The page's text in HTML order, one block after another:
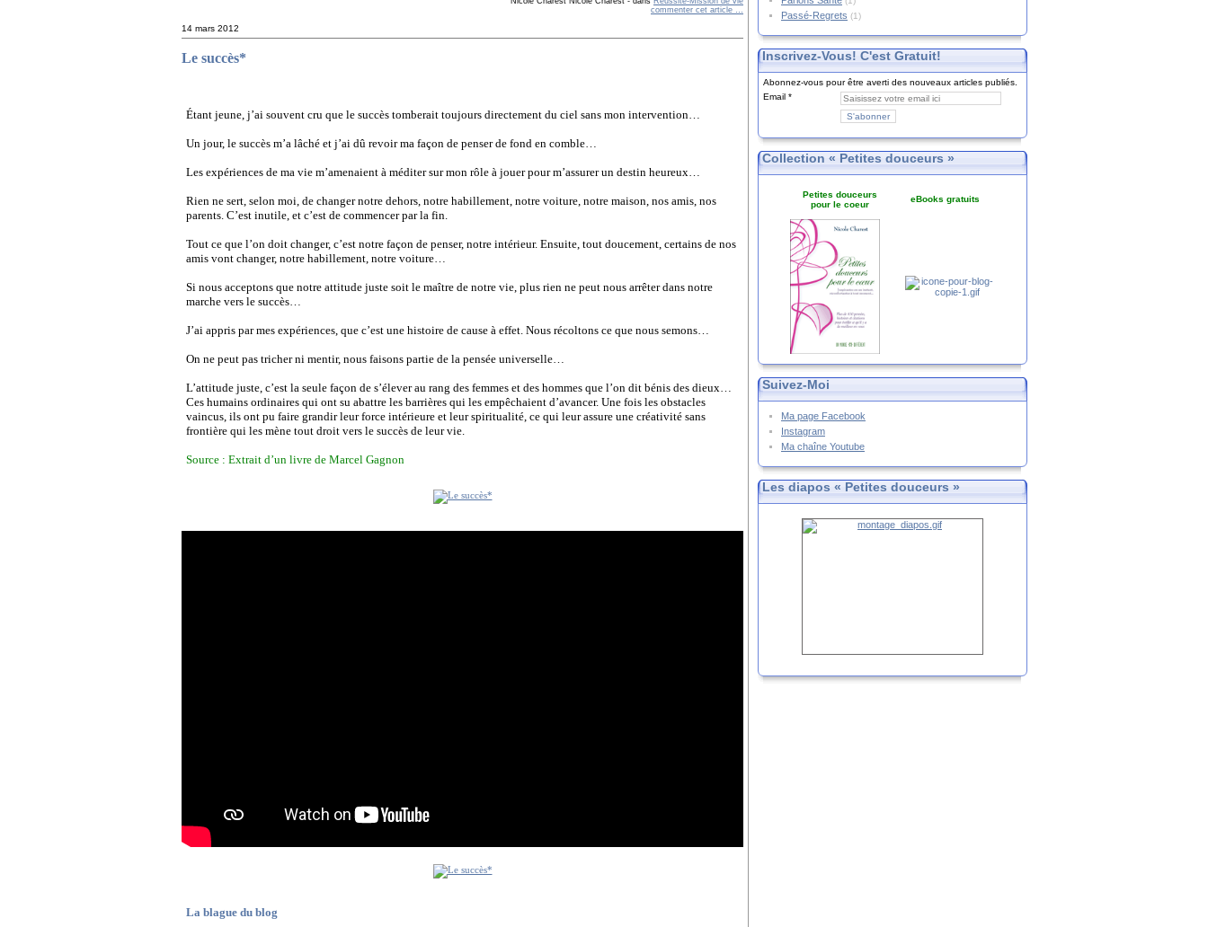
commenter cet article …
14 mars 2012
Le succès*
Étant jeune, j’ai souvent cru que le succès tomberait toujours directement du ciel sans mon intervention…
Un jour, le succès m’a lâché et j’ai dû revoir ma façon de penser de fond en comble…
Les expériences de ma vie m’amenaient à méditer sur mon rôle à jouer pour m’assurer un destin heureux…
Rien ne sert, selon moi, de changer notre dehors, notre habillement, notre voiture, notre maison, nos amis, nos
parents. C’est inutile, et c’est de commencer par la fin.
Tout ce que l’on doit changer, c’est notre façon de penser, notre intérieur. Ensuite, tout doucement, certains de nos
amis vont changer, notre habillement, notre voiture…
Si nous acceptons que notre attitude juste soit le maître de notre vie, plus rien ne peut nous arrêter dans notre
marche vers le succès…
J’ai appris par mes expériences, que c’est une histoire de cause à effet. Nous récoltons ce que nous semons…
On ne peut pas tricher ni mentir, nous faisons partie de la pensée universelle…
L’attitude juste, c’est la seule façon de s’élever au rang des femmes et des hommes que l’on dit bénis des dieux…
Ces humains ordinaires qui ont su abattre les barrières qui les empêchaient d’avancer. Une fois les obstacles
vaincus, ils ont pu faire grandir leur force intérieure et leur spiritualité, ce qui leur assure une créativité sans
frontière qui les mène tout droit vers le succès de leur vie.
Source : Extrait d’un livre de Marcel Gagnon
La blague du blog
Passé-Regrets (1)
Inscrivez-Vous! C'est Gratuit!
Abonnez-vous pour être averti des nouveaux articles publiés.
Email
Collection « Petites douceurs »
Petites douceurs
pour le coeur
eBooks gratuits
Suivez-Moi
Ma page Facebook
Instagram
Ma chaîne Youtube
Les diapos « Petites douceurs »